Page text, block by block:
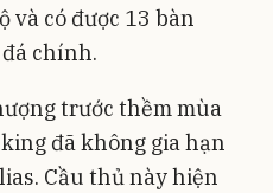
và có được 13 bàn
chính.
trước thềm mùa
đã không gia hạn
Cầu thủ này hiện